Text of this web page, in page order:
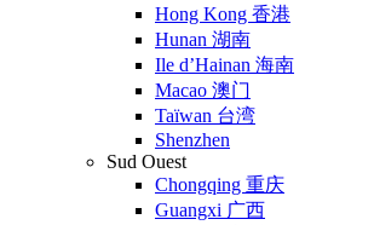
Hong Kong 香港
Hunan 湖南
Ile d’Hainan 海南
Macao 澳门
Taïwan 台湾
Shenzhen
Sud Ouest
Chongqing 重庆
Guangxi 广西